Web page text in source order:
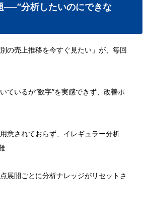
──“分析したいのにできな
の売上推移を今すぐ見たい」が、毎回
ているが“数字”を実感できず、改善ポ
意されておらず、イレギュラー分析
展開ごとに分析ナレッジがリセットさ